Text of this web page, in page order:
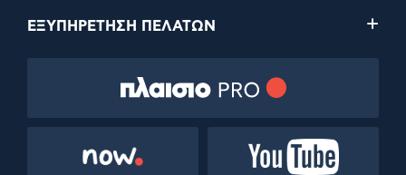
ΕΞΥΠΗΡΕΤΗΣΗ ΠΕΛΑΤΩΝ